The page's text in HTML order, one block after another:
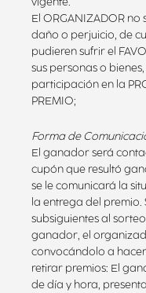
El ORGANIZADOR
daño o perjuicio, de
pudieren sufrir el
sus personas o
participación en la
PREMIO;
Forma de
El ganador será
cupón que resultó
se le comunicará la
la entrega del premio.
subsiguientes al
ganador, el
convocándolo a
retirar premios: El
de día y hora,